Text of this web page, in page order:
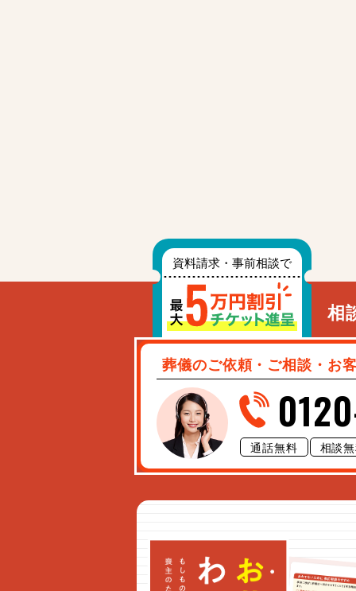
相
葬儀のご依頼・ご相談・お
通話無料 相談